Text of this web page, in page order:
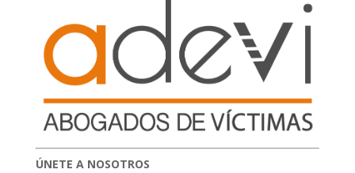
ÚNETE A NOSOTROS